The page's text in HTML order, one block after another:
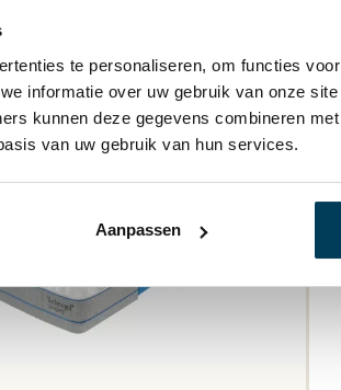
te personaliseren, om functies
informatie over uw gebruik van onze
kunnen deze gegevens combineren
van uw gebruik van hun services.
Aanpassen